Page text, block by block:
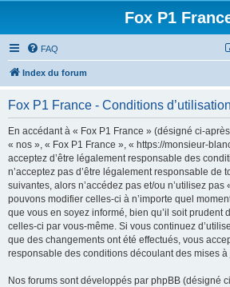
Fox P1
FAQ
Index du forum
Fox P1 France - Conditions d’utilisation
En accédant à « Fox P1 France » (désigné ci-
« nos », « Fox P1 France », « https://monsieur-
acceptez d’être légalement responsable des
n’acceptez pas d’être légalement responsable de
suivantes, alors n’accédez pas et/ou n’utilisez pas
pouvons modifier celles-ci à n’importe quel
que vous en soyez informé, bien qu’il soit prudent
celles-ci par vous-même. Si vous continuez
que des changements ont été effectués, vous
responsable des conditions découlant des mises
Nos forums sont développés par phpBB (désigné